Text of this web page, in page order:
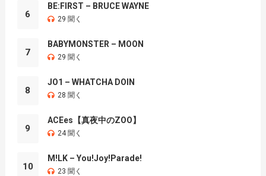
6
BE:FIRST – BRUCE WAYNE
29 聞く
7
BABYMONSTER – MOON
29 聞く
8
JO1 – WHATCHA DOIN
28 聞く
9
ACEes【真夜中のZOO】
24 聞く
10
M!LK – You!Joy!Parade!
23 聞く